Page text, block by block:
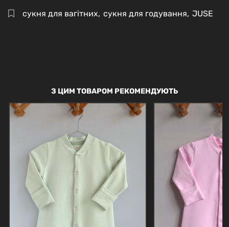
сукня для вагітних, сукня для годування, JUSE
З ЦИМ ТОВАРОМ РЕКОМЕНДУЮТЬ